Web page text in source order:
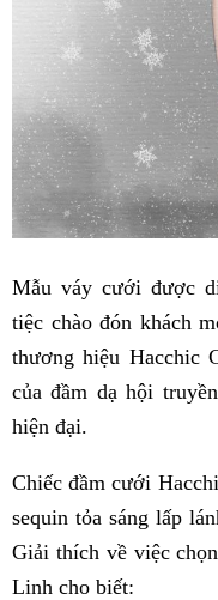
Mẫu váy cưới được
tiệc chào đón khách
thương hiệu Hacchic
của đầm dạ hội
hiện đại.
Chiếc đầm cưới
sequin tỏa sáng lấp
Giải thích về việc
Linh cho biết: